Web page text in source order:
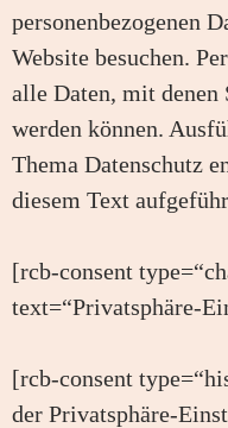
personenbezogenen
Website besuchen.
alle Daten, mit
werden können.
Thema Datenschutz
diesem Text
[rcb-consent
text=“Privatsphäre-
[rcb-consent
der Privatsphäre-